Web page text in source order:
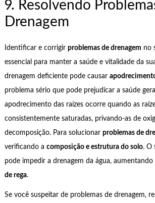
9. Resolvendo
Drenagem
Identificar e corrigir problemas de drenagem no
essencial para manter a saúde e vitalidade da
drenagem deficiente pode causar
problema sério que pode prejudicar a saúde
apodrecimento das raízes ocorre quando as
consistentemente saturadas, privando-as de
decomposição. Para solucionar problemas de
verificando a composição e estrutura do solo. O
pode impedir a drenagem da água, aumentando
de rega.
Se você suspeitar de problemas de drenagem,